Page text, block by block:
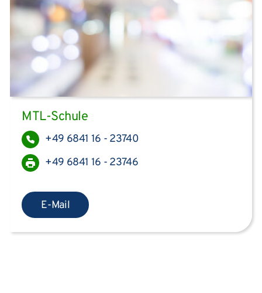
MTL-Schule
+49 6841 16 - 23740
+49 6841 16 - 23746
E-Mail